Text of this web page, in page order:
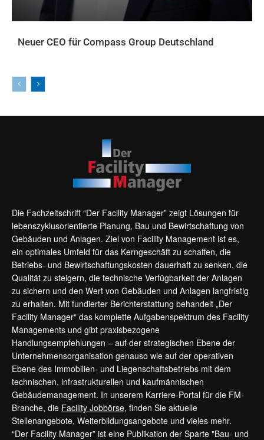
Neuer CEO für Compass Group Deutschland
Die Fachzeitschrift “Der Facility Manager” zeigt Lösungen für
lebenszyklusorientierte Planung, Bau und Bewirtschaftung von
Gebäuden und Anlagen. Ziel von Facility Management ist es,
ein optimales Umfeld für das Kerngeschäft zu schaffen, die
Betriebs- und Bewirtschaftungskosten dauerhaft zu senken, die
Qualität zu steigern, die technische Verfügbarkeit der Anlagen
zu sichern und den Wert von Gebäuden und Anlagen langfristig
zu erhalten. Mit fundierter Berichterstattung behandelt „Der
Facility Manager“ das komplette Aufgabenspektrum des Facility
Managements und gibt praxisbezogene
Handlungsempfehlungen – auf der strategischen Ebene der
Unternehmensorganisation genauso wie auf der operativen
Ebene des Immobilien- und Liegenschaftsbetriebs mit dem
technischen, infrastrukturellen und kaufmännischen
Gebäudemanagement. In unserem Karriere-Portal für die FM-
Branche, die Facility Jobbörse, finden Sie aktuelle
Stellenangebote, Weiterbildungsangebote und vieles mehr.
“Der Facility Manager” ist eine Publikation der Sparte "Bau- und